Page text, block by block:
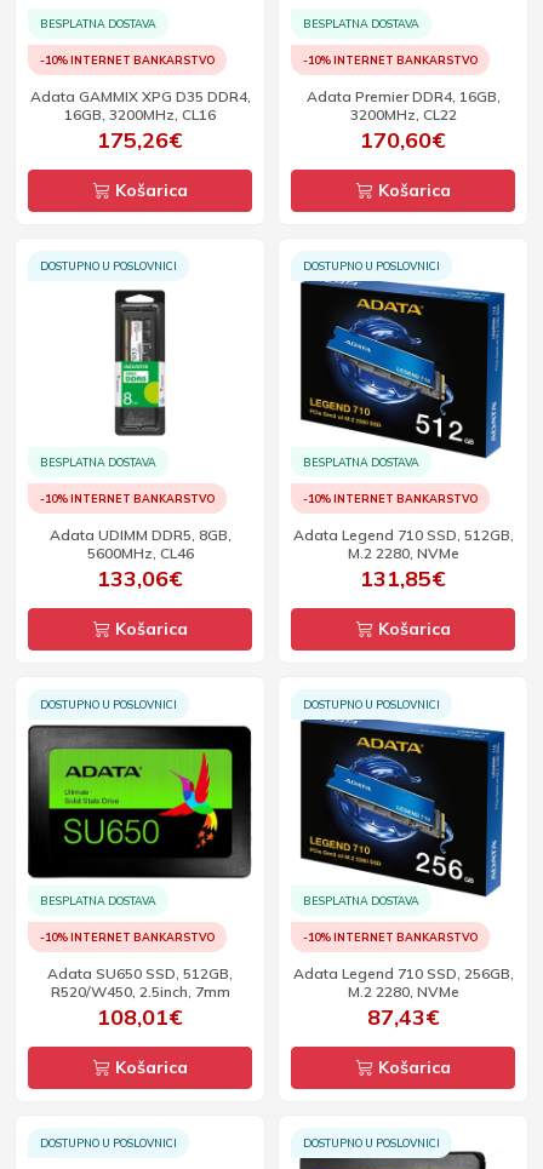
BESPLATNA DOSTAVA
-10% INTERNET BANKARSTVO
Adata GAMMIX XPG D35 DDR4,
16GB, 3200MHz, CL16
175,26€
Košarica
BESPLATNA DOSTAVA
-10% INTERNET BANKARSTVO
Adata Premier DDR4, 16GB,
3200MHz, CL22
170,60€
Košarica
DOSTUPNO U POSLOVNICI
BESPLATNA DOSTAVA
-10% INTERNET BANKARSTVO
Adata UDIMM DDR5, 8GB,
5600MHz, CL46
133,06€
Košarica
DOSTUPNO U POSLOVNICI
BESPLATNA DOSTAVA
-10% INTERNET BANKARSTVO
Adata Legend 710 SSD, 512GB,
M.2 2280, NVMe
131,85€
Košarica
DOSTUPNO U POSLOVNICI
BESPLATNA DOSTAVA
-10% INTERNET BANKARSTVO
Adata SU650 SSD, 512GB,
R520/W450, 2.5inch, 7mm
108,01€
Košarica
DOSTUPNO U POSLOVNICI
BESPLATNA DOSTAVA
-10% INTERNET BANKARSTVO
Adata Legend 710 SSD, 256GB,
M.2 2280, NVMe
87,43€
Košarica
DOSTUPNO U POSLOVNICI DOSTUPNO U POSLOVNICI